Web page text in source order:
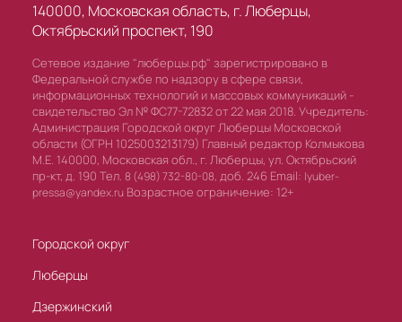
140000, Московская область, г. Люберцы,
Октябрьский проспект, 190
Сетевое издание "люберцы.рф" зарегистрировано в
Федеральной службе по надзору в сфере связи,
информационных технологий и массовых коммуникаций -
свидетельство Эл № ФС77-72832 от 22 мая 2018. Учредитель:
Администрация Городской округ Люберцы Московской
области (ОГРН 1025003213179) Главный редактор Колмыкова
М.Е. 140000, Московская обл., г. Люберцы, ул. Октябрьский
пр-кт, д. 190 Тел. 8 (498) 732-80-08, доб. 246 Email: lyuber-
pressa@yandex.ru Возрастное ограничение: 12+
Городской округ
Люберцы
Дзержинский